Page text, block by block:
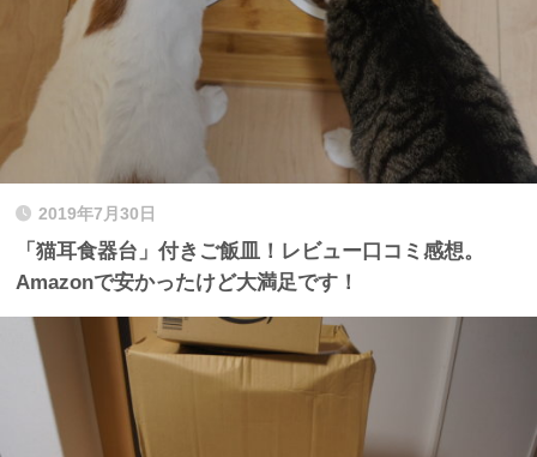
2019年7月30日
「猫耳食器台」付きご飯皿！レビュー口コミ感想。
Amazonで安かったけど大満足です！